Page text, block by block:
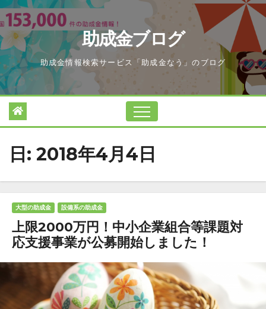
Skip
to
content
助成金ブログ
助成金情報検索サービス「助成金なう」のブログ
日: 2018年4月4日
大型の助成金 設備系の助成金
上限2000万円！中小企業組合等課題対
応支援事業が公募開始しました！